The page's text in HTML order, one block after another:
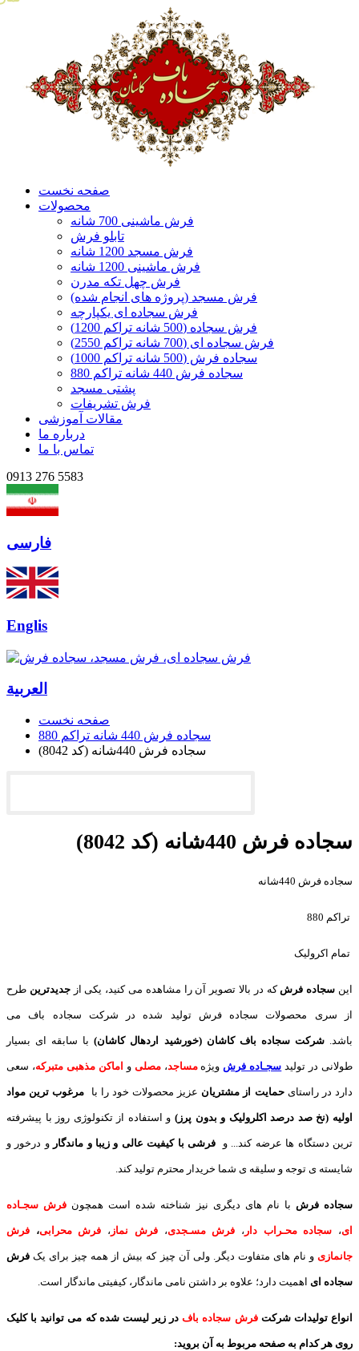
صفحه نخست
محصولات
فرش ماشینی 700 شانه
تابلو فرش
فرش مسجد 1200 شانه
فرش ماشینی 1200 شانه
فرش چهل تکه مدرن
فرش مسجد (پروژه های انجام شده)
فرش سجاده ای یکپارچه
فرش سجاده (500 شانه تراکم 1200)
فرش سجاده ای (700 شانه تراکم 2550)
سجاده فرش (500 شانه تراکم 1000)
سجاده فرش 440 شانه تراکم 880
پشتی مسجد
فرش تشریفات
مقالات آموزشی
درباره ما
تماس با ما
0913 276 5583
فارسی
Englis
العربیة
صفحه نخست
سجاده فرش 440 شانه تراکم 880
سجاده فرش 440شانه (کد 8042)
سجاده فرش 440شانه (کد 8042)
سجاده فرش 440شانه
تراکم 880
تمام اکرولیک
این سجاده فرش که در بالا تصویر آن را مشاهده می کنید، یکی ازجدیدترین طرح
از سری محصولات سجاده فرش تولید شده در شرکت سجاده باف می
باشد.شرکت سجاده باف کاشان (خورشید اردهال کاشان)با سابقه ای بسیار
طولانی در تولید سجـاده فرش ویژهمساجد،مصلی و اماکن مذهبی متبرکه، سعی
دارد در راستایحمایت از مشتریان عزیز محصولات خود را با مرغوب ترین مواد
اولیه (نخ صد درصد اکلرولیک و بدون پرز) و استفاده از تکنولوژی روز با پیشرفته
ترین دستگاه ها عرضه کند... و فرشی با کیفیت عالی و زیبا و ماندگار و درخور و
شایسته ی توجه و سلیقه ی شما خریدار محترم تولید کند.
سجاده فرش با نام های دیگری نیز شناخته شده است همچون فرش سجـاده
ای، سجاده محـراب دار ، فرش مسـجدی،فرش نماز ، فرش محرابی، فرش
جانمازی و نام های متفاوت دیگر. ولی آن چیز که بیش از همه چیز برای یک فرش
سجاده ای اهمیت دارد؛ علاوه بر داشتن نامی ماندگار، کیفیتی ماندگار است.
انواع تولیدات شرکتفرش سجاده بافدر زیر لیست شده که می توانید با کلیک
روی هر کدام به صفحه مربوط به آن بروید: